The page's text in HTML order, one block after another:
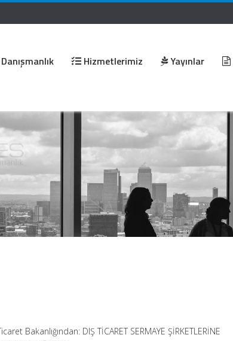
Hizmetlerimiz Yayınlar
Bakanlığından: DIŞ TİCARET SERMAYE ŞİRKETLERİNE